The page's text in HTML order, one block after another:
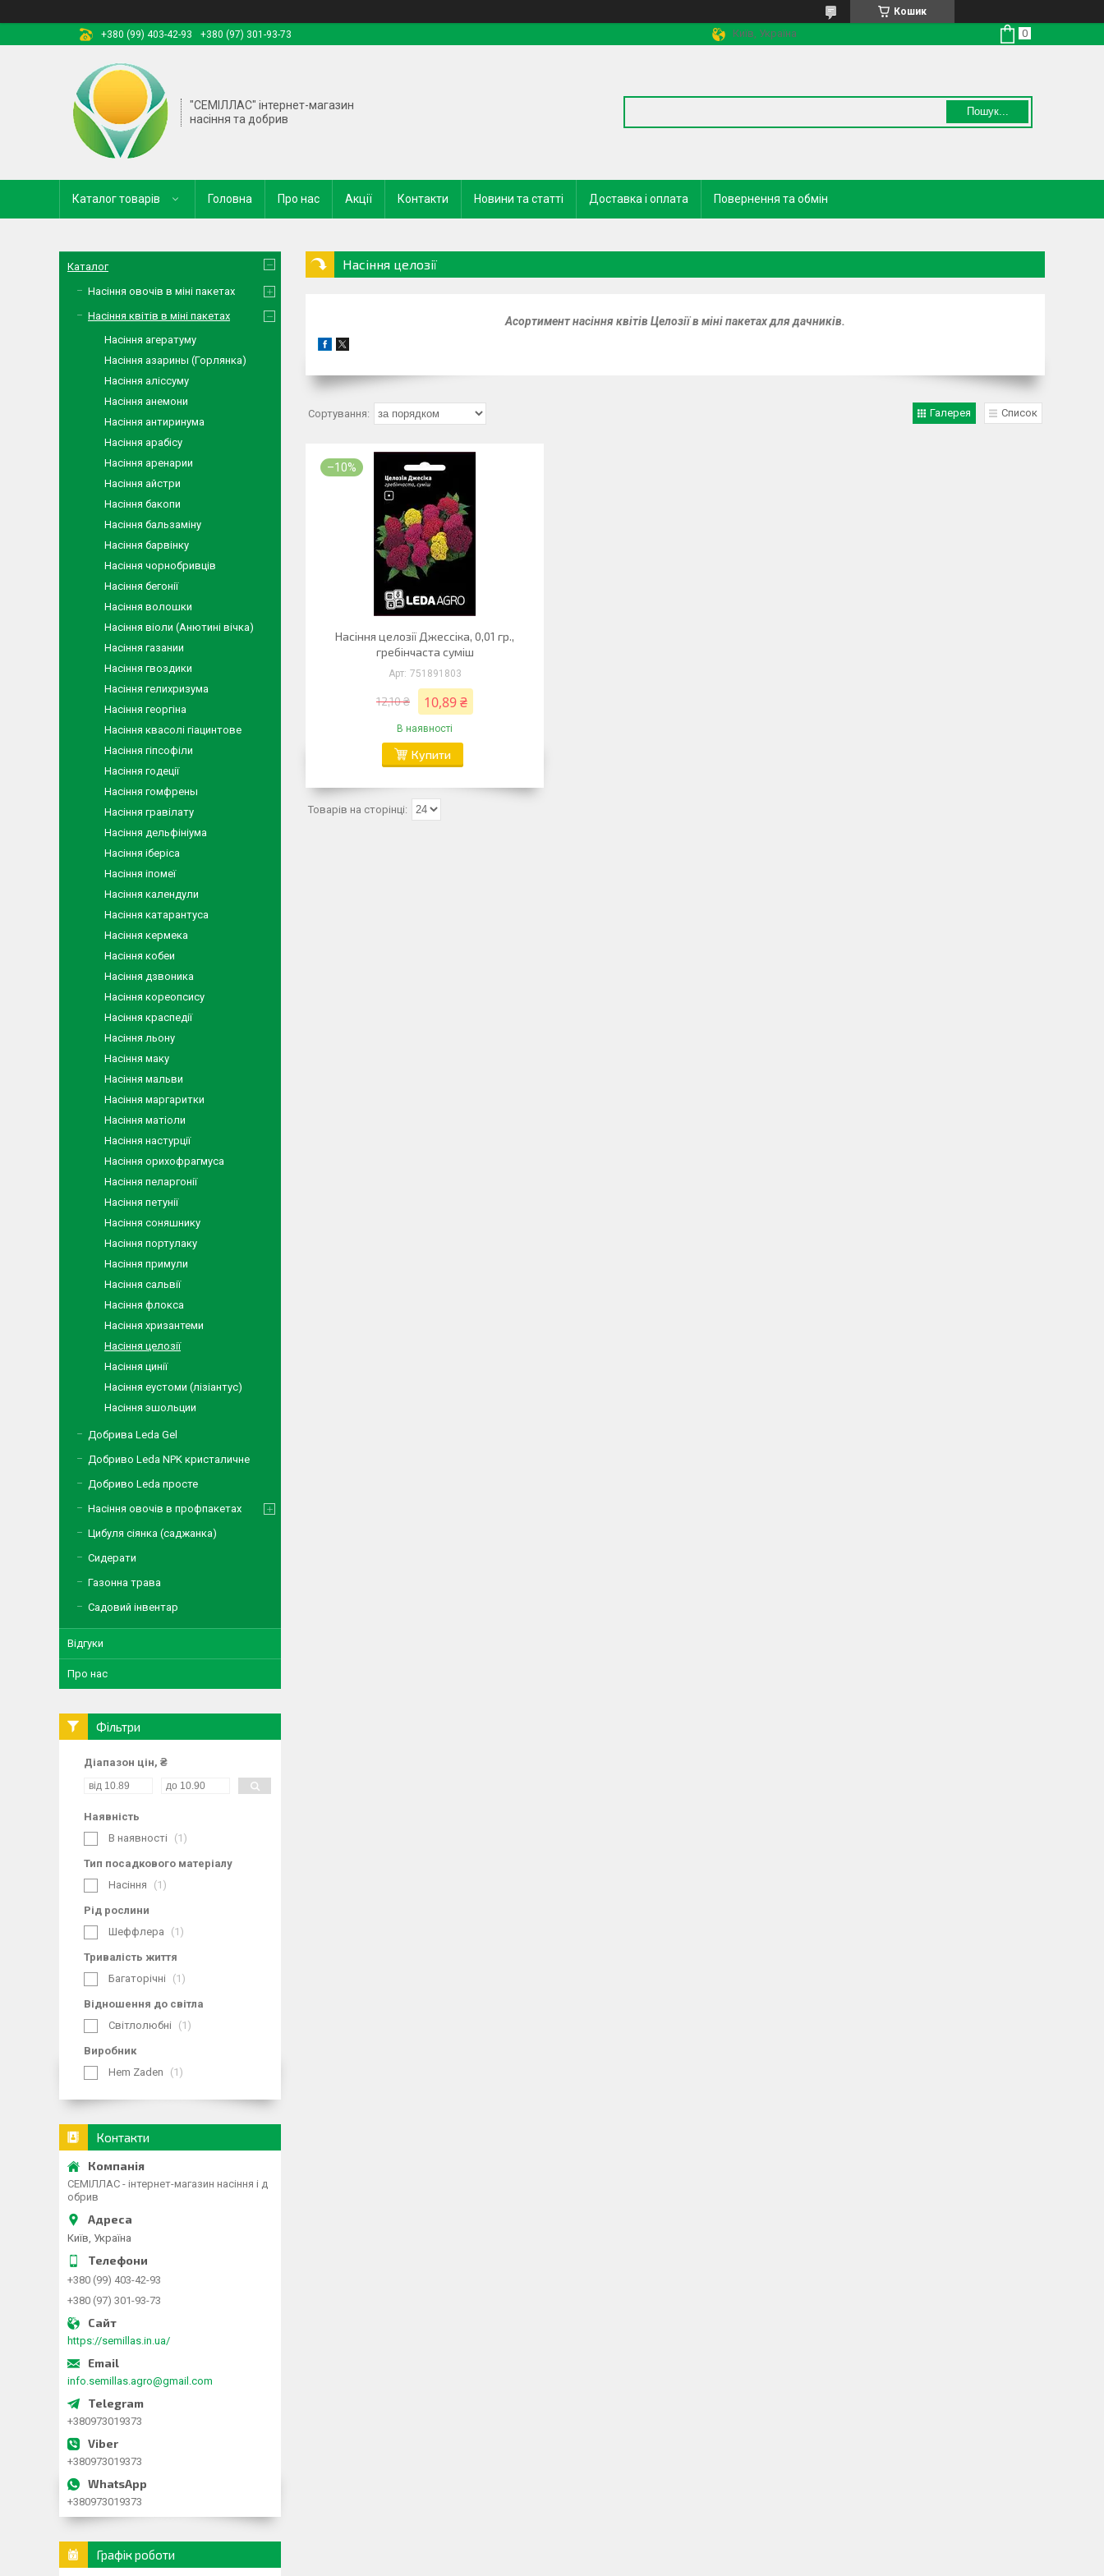
Кошик
+380 (99) 403-42-93
+380 (97) 301-93-73 Київ, Україна
"СЕМІЛЛАС" інтернет-магазин
насіння та добрив
Пошук...
Каталог товарів Головна Про нас Акції Контакти Новини та статті Доставка і оплата Повернення та обмін
Насіння целозії
Асортимент насіння квітів Целозії в міні пакетах для дачників.
Галерея Список
–10%
Насіння целозії Джессіка, 0,01 гр.,
гребінчаста суміш
751891803
12,10 ₴ 10,89 ₴
В наявності
Купити
Каталог
Насіння овочів в міні пакетах
Насіння квітів в міні пакетах
Насіння агератуму
Насіння азарины (Горлянка)
Насіння аліссуму
Насіння анемони
Насіння антиринума
Насіння арабісу
Насіння аренарии
Насіння айстри
Насіння бакопи
Насіння бальзаміну
Насіння барвінку
Насіння чорнобривців
Насіння бегонії
Насіння волошки
Насіння віоли (Анютині вічка)
Насіння газании
Насіння гвоздики
Насіння гелихризума
Насіння георгіна
Насіння квасолі гіацинтове
Насіння гіпсофіли
Насіння годеції
Насіння гомфрены
Насіння гравілату
Насіння дельфініума
Насіння іберіса
Насіння іпомеї
Насіння календули
Насіння катарантуса
Насіння кермека
Насіння кобеи
Насіння дзвоника
Насіння кореопсису
Насіння краспедії
Насіння льону
Насіння маку
Насіння мальви
Насіння маргаритки
Насіння матіоли
Насіння настурції
Насіння орихофрагмуса
Насіння пеларгонії
Насіння петунії
Насіння соняшнику
Насіння портулаку
Насіння примули
Насіння сальвії
Насіння флокса
Насіння хризантеми
Насіння целозії
Насіння цинії
Насіння еустоми (лізіантус)
Насіння эшольции
Добрива Leda Gel
Добриво Leda NPK кристаличне
Добриво Leda просте
Насіння овочів в профпакетах
Цибуля сіянка (саджанка)
Сидерати
Газонна трава
Садовий інвентар
Відгуки
Про нас
Фільтри
Діапазон цін, ₴
Наявність
В наявності
1
Тип посадкового матеріалу
Насіння
1
Рід рослини
Шеффлера
1
Тривалість життя
Багаторічні
1
Відношення до світла
Світлолюбні
1
Виробник
Hem Zaden
1
Контакти
СЕМІЛЛАС - інтернет-магазин насіння і д
обрив
Київ, Україна
+380 (99) 403-42-93
+380 (97) 301-93-73
https://semillas.in.ua/
info.semillas.agro@gmail.com
+380973019373
+380973019373
+380973019373
Графік роботи